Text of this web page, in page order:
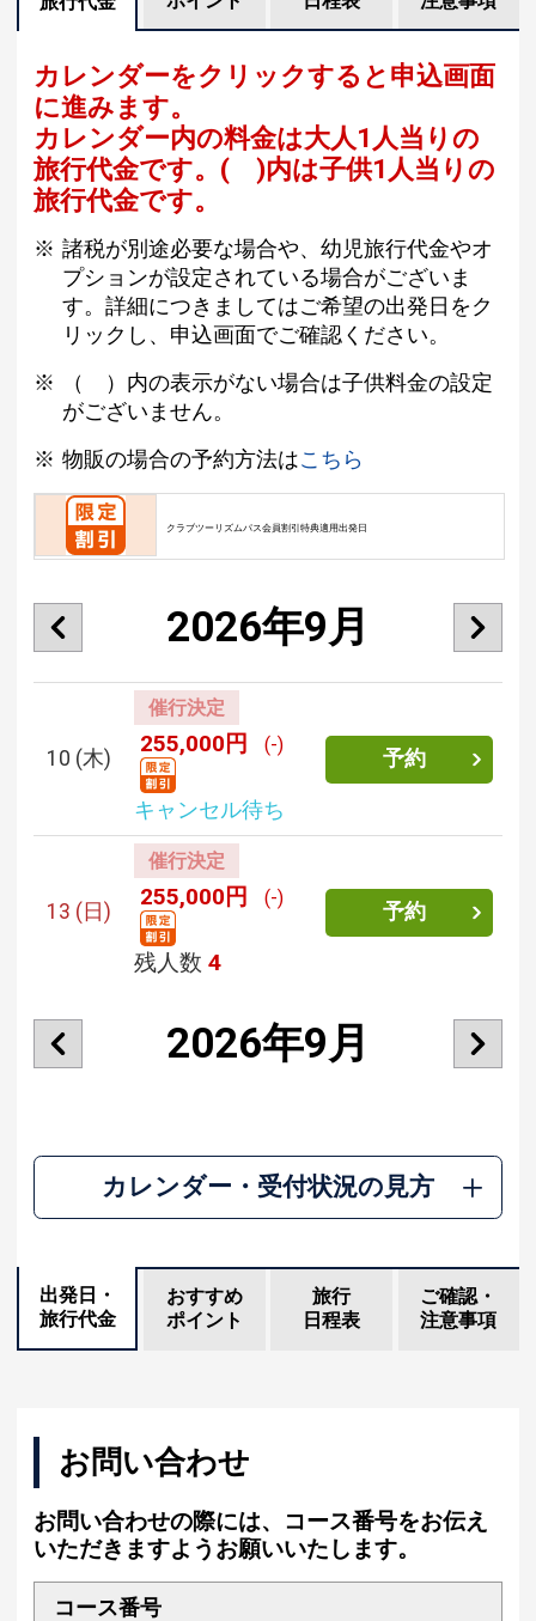
カレンダーをクリックすると申込画面
に進みます。
カレンダー内の料金は大人1人当りの
旅行代金です。 ( )内は子供1人当りの
旅行代金です。
諸税が別途必要な場合や、幼児旅行代金やオ
プションが設定されている場合がございま
す。詳細につきましてはご希望の出発日をク
リックし、申込画面でご確認ください。
（ ）内の表示がない場合は子供料金の設定
がございません。
物販の場合の予約方法はこちら
クラブツーリズムパス会員割引特典適用出発日
2026年9月
10 (木)
催行決定
255,000円 (-)
キャンセル待ち
予約
13 (日)
催行決定
255,000円 (-)
残人数 4
予約
2026年9月
カレンダー・受付状況の見方
出発日・
旅行代金
おすすめ
ポイント
旅行
日程表
ご確認・
注意事項
お問い合わせ
お問い合わせの際には、コース番号をお伝え
いただきますようお願いいたします。
コース番号